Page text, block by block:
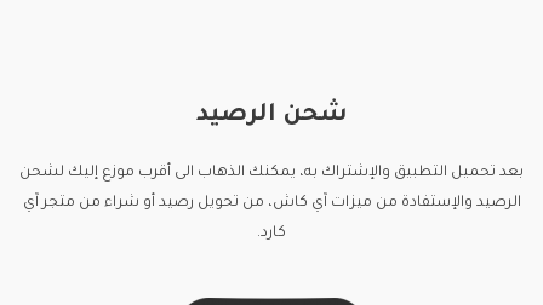
شحن الرصيد
بعد تحميل التطبيق والإشتراك به، يمكنك الذهاب الى أقرب موزع إليك لشحن
الرصيد والإستفادة من ميزات آي كاش، من تحويل رصيد أو شراء من متجر آي
كارد.